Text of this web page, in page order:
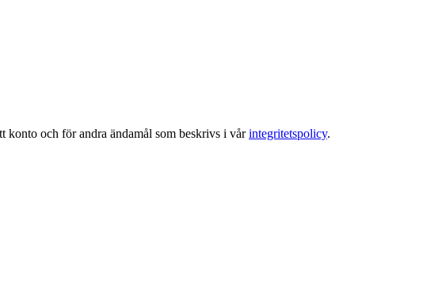
konto och för andra ändamål som beskrivs i vårintegritetspolicy.